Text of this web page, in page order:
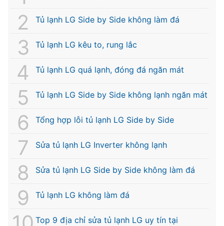
Tủ lạnh LG Side by Side không làm đá
Tủ lạnh LG kêu to, rung lắc
Tủ lạnh LG quá lạnh, đóng đá ngăn mát
Tủ lạnh LG Side by Side không lạnh ngăn mát
Tổng hợp lỗi tủ lạnh LG Side by Side
Sửa tủ lạnh LG Inverter không lạnh
Sửa tủ lạnh LG Side by Side không làm đá
Tủ lạnh LG không làm đá
Top 9 địa chỉ sửa tủ lạnh LG uy tín tại